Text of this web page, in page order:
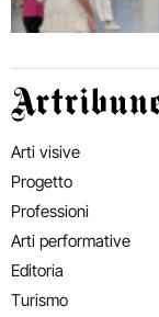
Artribune
Arti visive
Progetto
Professioni
Arti performative
Editoria
Turismo